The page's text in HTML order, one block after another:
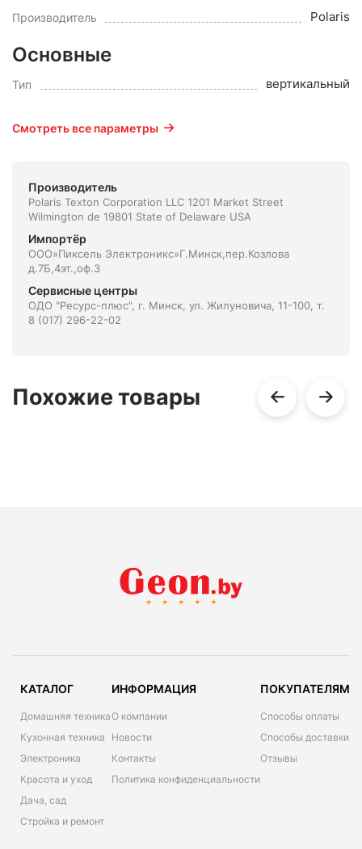
Производитель Polaris
Основные
Тип вертикальный
Смотреть все параметры
Производитель
Polaris Texton Corporation LLC 1201 Market Street
Wilmington de 19801 State of Delaware USA
Импортёр
ООО»Пиксель Электроникс»Г.Минск,пер.Козлова
д.7Б,4эт.,оф.3
Сервисные центры
ОДО "Ресурс-плюс", г. Минск, ул. Жилуновича, 11-100, т.
8 (017) 296-22-02
Похожие товары
КАТАЛОГ
Домашняя техника
Кухонная техника
Электроника
Красота и уход
Дача, сад
Стройка и ремонт
ИНФОРМАЦИЯ
О компании
Новости
Контакты
Политика конфиденциальности
ПОКУПАТЕЛЯМ
Способы оплаты
Способы доставки
Отзывы